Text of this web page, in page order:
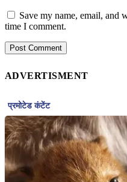
Save my name, email, and
time I comment.
ADVERTISMENT